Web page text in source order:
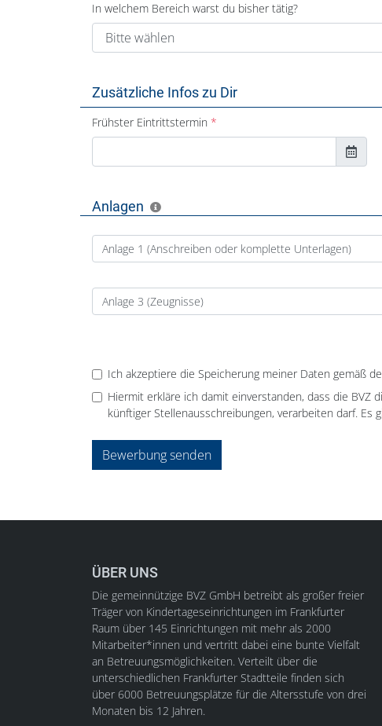
In welchem Bereich warst du bisher tätig?
Zusätzliche Infos zu Dir
Frühster Eintrittstermin
Anlagen
Anlage 1 (Anschreiben oder komplette Unterlagen)
Anlage 3 (Zeugnisse)
Ich akzeptiere die Speicherung meiner Daten gemäß
Hiermit erkläre ich damit einverstanden, dass die BVZ
künftiger Stellenausschreibungen, verarbeiten darf. Es
Bewerbung senden
ÜBER UNS
Die gemeinnützige BVZ GmbH betreibt als großer freier
Träger von Kindertageseinrichtungen im Frankfurter
Raum über 145 Einrichtungen mit mehr als 2000
Mitarbeiter*innen und vertritt dabei eine bunte Vielfalt
an Betreuungsmöglichkeiten. Verteilt über die
unterschiedlichen Frankfurter Stadtteile finden sich
über 6000 Betreuungsplätze für die Altersstufe von drei
Monaten bis 12 Jahren.